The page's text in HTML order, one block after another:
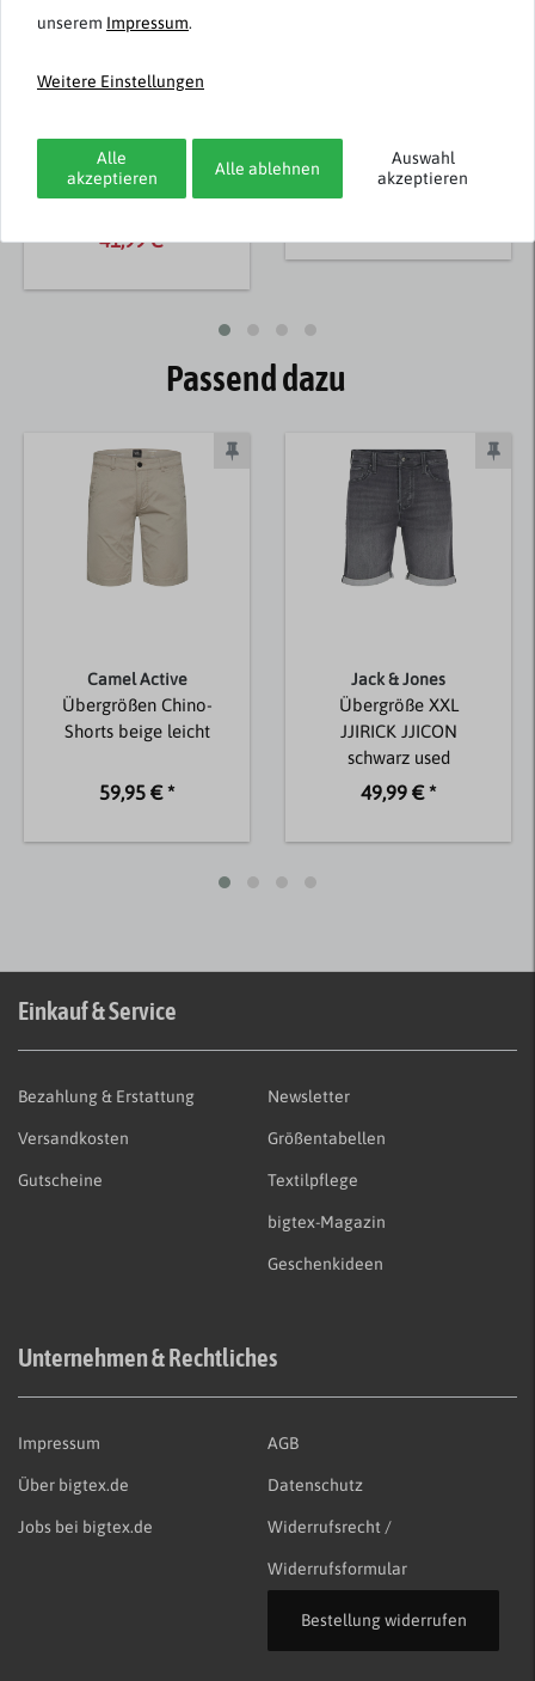
Casa Moda
grün floral Übergröße
41,99 € *
schwarz-weiß-grün
Print
Passend dazu
Camel Active
Übergrößen Chino-
Shorts beige leicht
59,95 € *
Jack & Jones
Übergröße XXL
JJIRICK JJICON
schwarz used
49,99 € *
unserem Impressum.
Weitere Einstellungen
Alle
akzeptieren
Alle ablehnen
Auswahl
akzeptieren
Einkauf & Service
Bezahlung & Erstattung
Versandkosten
Gutscheine
Newsletter
Größentabellen
Textilpflege
bigtex-Magazin
Geschenkideen
Unternehmen & Rechtliches
Impressum
Über bigtex.de
Jobs bei bigtex.de
AGB
Datenschutz
Widerrufsrecht /
Widerrufsformular
Bestellung widerrufen